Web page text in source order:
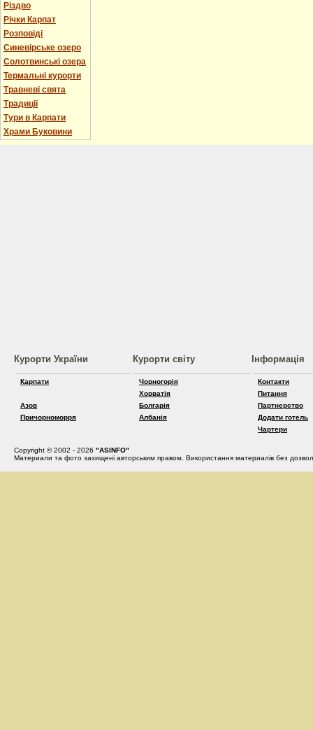
Різдво
Річки Карпат
Розповіді
Синевірське озеро
Солотвинські озера
Термальні курорти
Травневі свята
Традиції
Тури в Карпати
Храми Буковини
Курорти України
Карпати
Азов
Причорноморря
Курорти світу
Чорногорія
Хорватія
Болгарія
Албанія
Інформація
Контакти
Питання
Партнерство
Додати готель
Чартери
Copyright © 2002 - 2026 "ASINFO"
Материали та фото захищені авторським правом. Використання материалів без